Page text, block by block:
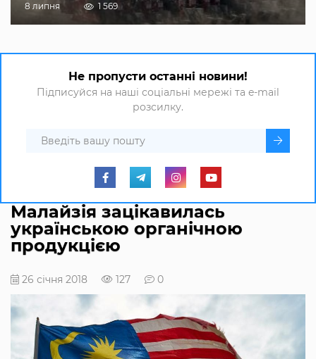
8 липня 1 569
Не пропусти останні новини!
Підписуйся на наші соціальні мережі та e-mail
розсилку.
Малайзія зацікавилась
українською органічною
продукцією
26 січня 2018 127 0